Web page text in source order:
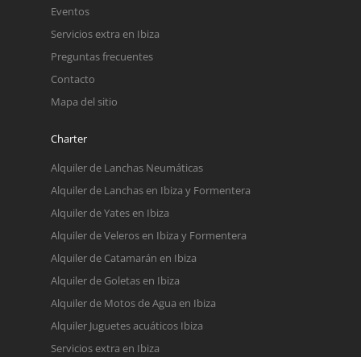
Eventos
Servicios extra en Ibiza
Preguntas frecuentes
Contacto
Mapa del sitio
Charter
Alquiler de Lanchas Neumáticas
Alquiler de Lanchas en Ibiza y Formentera
Alquiler de Yates en Ibiza
Alquiler de Veleros en Ibiza y Formentera
Alquiler de Catamarán en Ibiza
Alquiler de Goletas en Ibiza
Alquiler de Motos de Agua en Ibiza
Alquiler Juguetes acuáticos Ibiza
Servicios extra en Ibiza